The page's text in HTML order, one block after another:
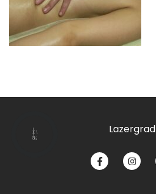
Lazergrad
КНОПКА
ЗВ'ЯЗКУ